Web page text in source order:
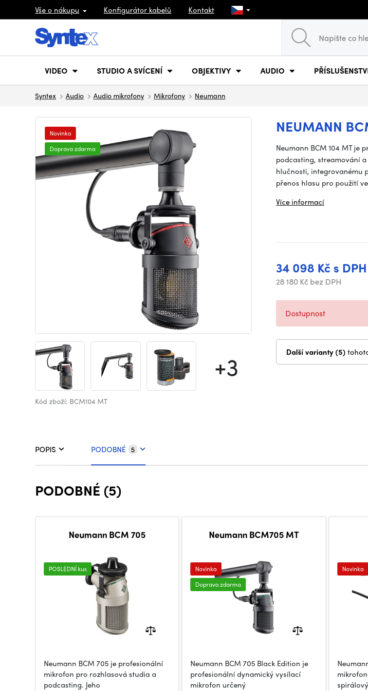
Vše o nákupu Konfigurátor kabelů Kontakt
VIDEO STUDIO A SVÍCENÍ OBJEKTIVY AUDIO
Syntex Audio Audio mikrofony Mikrofony Neumann
NEUMANN
+3
Novinka
Doprava zdarma
Kód zboží: BCM104 MT
Neumann BCM 104 MT
podcasting, streamování
hlučnosti, integrovanému
přenos hlasu pro použití
Více informací
34 098 Kč s DPH
28 180 Kč bez DPH
Dostupnost
Další varianty (5)
POPIS PODOBNÉ 5
PODOBNÉ (5)
Neumann BCM 705
POSLEDNÍ kus
Neumann BCM 705 je profesionální
mikrofon pro rozhlasová studia a
podcasting. Jeho
Neumann BCM705 MT
Novinka
Doprava zdarma
Neumann BCM 705 Black Edition je
profesionální dynamický vysílací
mikrofon určený
Novinka